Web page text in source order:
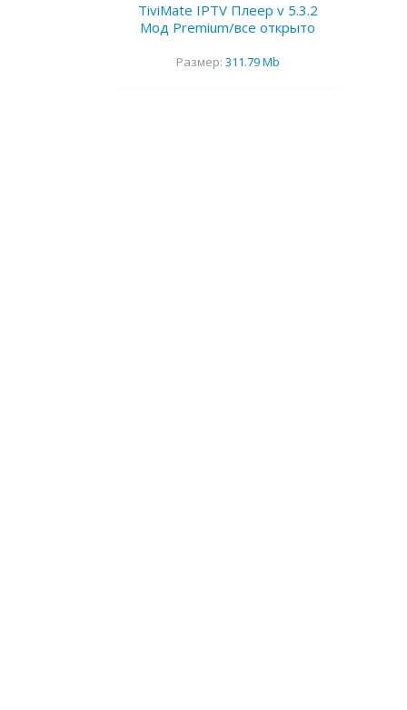
TiviMate IPTV Плеер v 5.3.2
Мод Premium/все открыто
Размер: 311.79 Mb